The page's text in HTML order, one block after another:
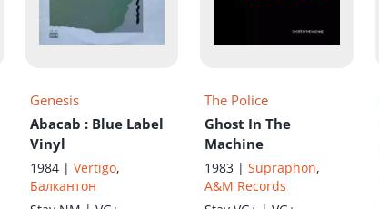
Genesis
Abacab : Blue Label
Vinyl
1984 | Vertigo,
Балкантон
The Police
Ghost In The
Machine
1983 |Supraphon,
A&M Records